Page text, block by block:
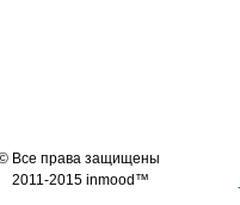
Все права защищены
2011-2015 inmood™